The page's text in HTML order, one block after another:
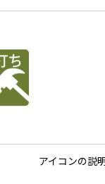
アイコンの説